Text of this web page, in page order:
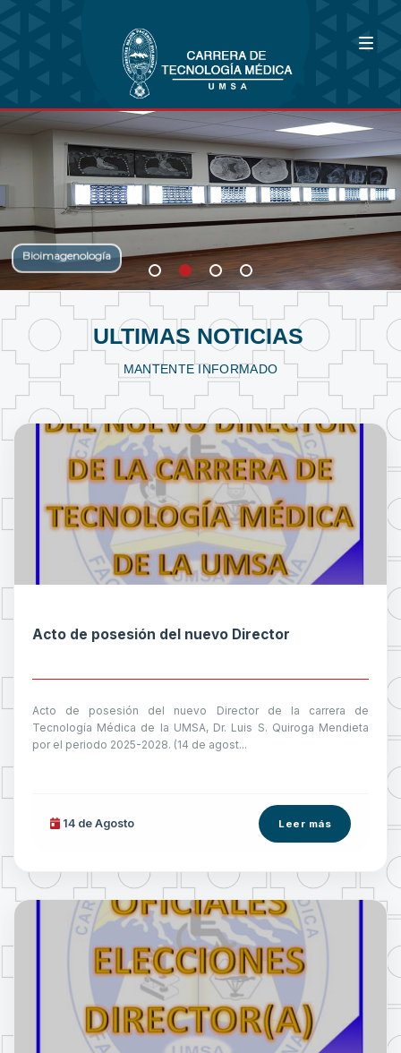
Bioimagenología
Fisioterapia y Kinesiología
Laboratorio Clínico
ULTIMAS NOTICIAS
MANTENTE INFORMADO
Acto de posesión del nuevo Director
Acto de posesión del nuevo Director de la carrera de
Tecnología Médica de la UMSA, Dr. Luis S. Quiroga Mendieta
por el periodo 2025-2028. (14 de agost...
14 de Agosto Leer más